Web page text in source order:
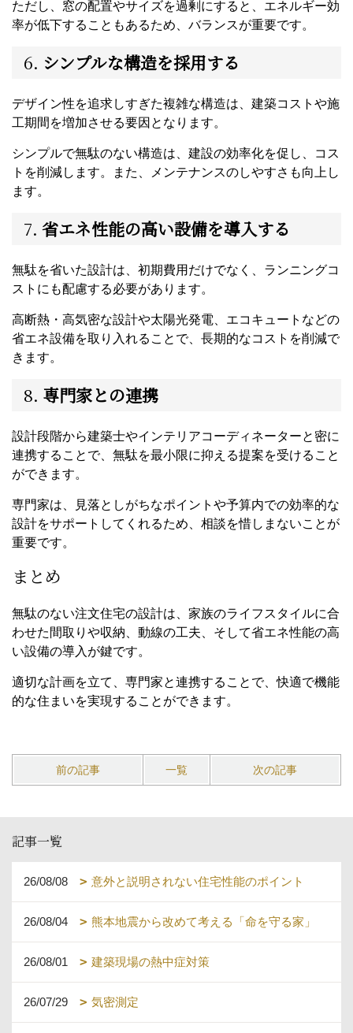
ただし、窓の配置やサイズを過剰にすると、エネルギー効
率が低下することもあるため、バランスが重要です。
6. シンプルな構造を採用する
デザイン性を追求しすぎた複雑な構造は、建築コストや施
工期間を増加させる要因となります。
シンプルで無駄のない構造は、建設の効率化を促し、コス
トを削減します。また、メンテナンスのしやすさも向上し
ます。
7. 省エネ性能の高い設備を導入する
無駄を省いた設計は、初期費用だけでなく、ランニングコ
ストにも配慮する必要があります。
高断熱・高気密な設計や太陽光発電、エコキュートなどの
省エネ設備を取り入れることで、長期的なコストを削減で
きます。
8. 専門家との連携
設計段階から建築士やインテリアコーディネーターと密に
連携することで、無駄を最小限に抑える提案を受けること
ができます。
専門家は、見落としがちなポイントや予算内での効率的な
設計をサポートしてくれるため、相談を惜しまないことが
重要です。
まとめ
無駄のない注文住宅の設計は、家族のライフスタイルに合
わせた間取りや収納、動線の工夫、そして省エネ性能の高
い設備の導入が鍵です。
適切な計画を立て、専門家と連携することで、快適で機能
的な住まいを実現することができます。
前の記事 一覧 次の記事
記事一覧
26/08/08 意外と説明されない住宅性能のポイント
26/08/04 熊本地震から改めて考える「命を守る家」
26/08/01 建築現場の熱中症対策
26/07/29 気密測定